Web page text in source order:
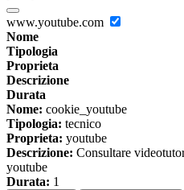
www.youtube.com
Nome
Tipologia
Proprieta
Descrizione
Durata
Nome: cookie_youtube
Tipologia: tecnico
Proprieta: youtube
Descrizione: Consultare
youtube
Durata: 1